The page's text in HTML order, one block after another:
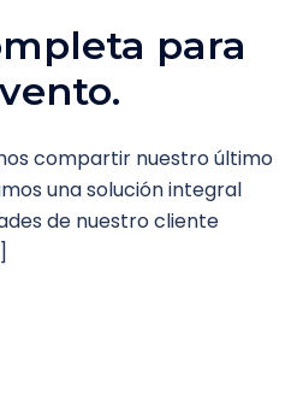
para
compartir nuestro último
una solución integral
de nuestro cliente